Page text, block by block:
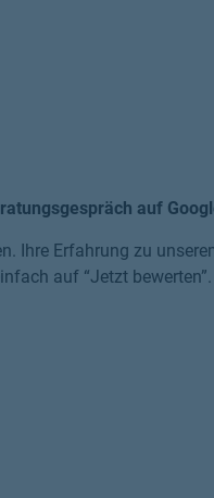
auf
Ihre Erfahrung zu
auf “Jetzt